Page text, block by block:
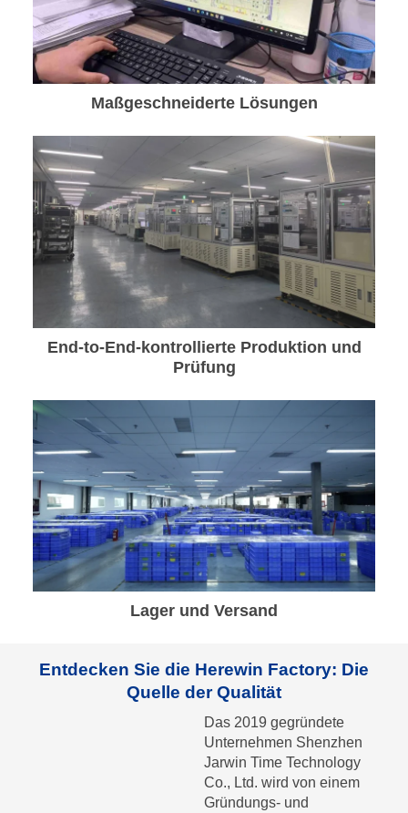
Maßgeschneiderte Lösungen
End-to-End-kontrollierte Produktion und
Prüfung
Lager und Versand
Entdecken Sie die Herewin Factory: Die
Quelle der Qualität
Das 2019 gegründete
Unternehmen Shenzhen
Jarwin Time Technology
Co., Ltd. wird von einem
Gründungs- und